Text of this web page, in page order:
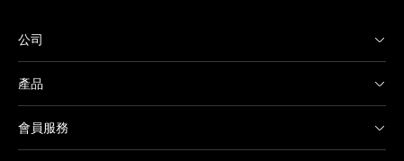
公司
產品
會員服務